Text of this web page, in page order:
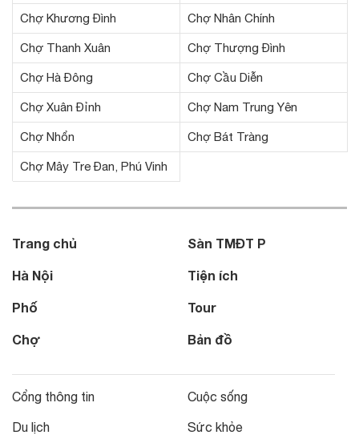
Chợ Khương Đình Chợ Nhân Chính
Chợ Thanh Xuân Chợ Thượng Đình
Chợ Hà Đông Chợ Cầu Diễn
Chợ Xuân Đỉnh Chợ Nam Trung Yên
Chợ Nhổn Chợ Bát Tràng
Chợ Mây Tre Đan, Phú Vinh
Trang chủ
Hà Nội
Phố
Chợ
Sàn TMĐT P
Tiện ích
Tour
Bản đồ
Cổng thông tin
Du lịch
Cuộc sống
Sức khỏe